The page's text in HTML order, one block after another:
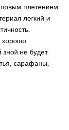
плетением
легкий и
хорошо
зной не будет
сарафаны,